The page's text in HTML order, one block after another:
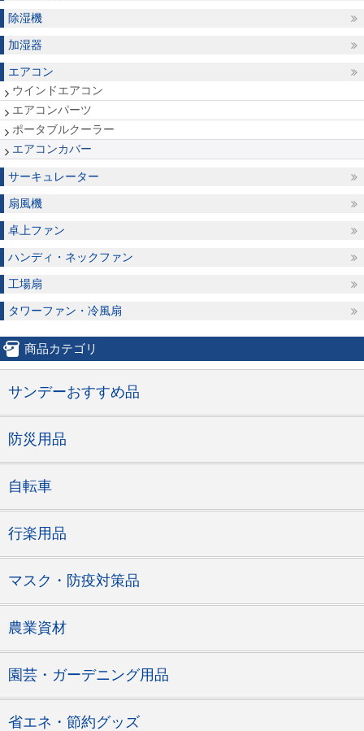
除湿機
加湿器
エアコン
ウインドエアコン
エアコンパーツ
ポータブルクーラー
エアコンカバー
サーキュレーター
扇風機
卓上ファン
ハンディ・ネックファン
工場扇
タワーファン・冷風扇
商品カテゴリ
サンデーおすすめ品
防災用品
自転車
行楽用品
マスク・防疫対策品
農業資材
園芸・ガーデニング用品
省エネ・節約グッズ